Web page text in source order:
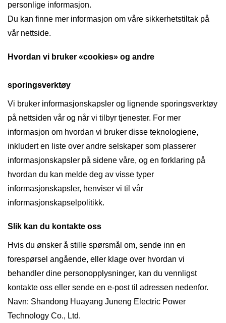
personlige informasjon.
Du kan finne mer informasjon om våre sikkerhetstiltak på
vår nettside.
Hvordan vi bruker «cookies» og andre
sporingsverktøy
Vi bruker informasjonskapsler og lignende sporingsverktøy
på nettsiden vår og når vi tilbyr tjenester. For mer
informasjon om hvordan vi bruker disse teknologiene,
inkludert en liste over andre selskaper som plasserer
informasjonskapsler på sidene våre, og en forklaring på
hvordan du kan melde deg av visse typer
informasjonskapsler, henviser vi til vår
informasjonskapselpolitikk.
Slik kan du kontakte oss
Hvis du ønsker å stille spørsmål om, sende inn en
forespørsel angående, eller klage over hvordan vi
behandler dine personopplysninger, kan du vennligst
kontakte oss eller sende en e-post til adressen nedenfor.
Navn: Shandong Huayang Juneng Electric Power
Technology Co., Ltd.